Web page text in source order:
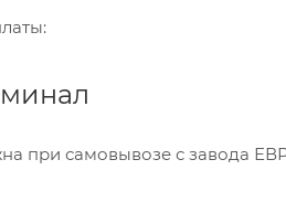
при самовывозе с завода